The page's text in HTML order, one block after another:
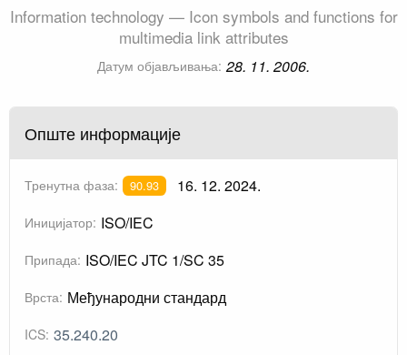
Information technology — Icon symbols and functions for
multimedia link attributes
Датум објављивања: 28. 11. 2006.
Опште информације
Тренутна фаза: 90.93 16. 12. 2024.
Иницијатор: ISO/IEC
Припада: ISO/IEC JTC 1/SC 35
Врста: Међународни стандард
ICS: 35.240.20